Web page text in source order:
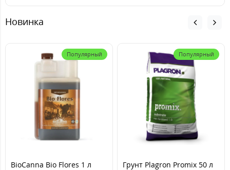
Новинка
Популярный
BioCanna Bio Flores 1 л
Популярный
Грунт Plagron Promix 50 л